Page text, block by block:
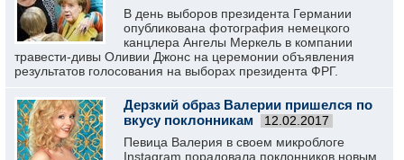
В день выборов президента Германии
опубликована фотография немецкого
канцлера Ангелы Меркель в компании
травести-дивы Оливии Джонс на церемонии объявления
результатов голосования на выборах президента ФРГ.
Дерзкий образ Валерии пришелся по
вкусу поклонникам
12.02.2017
Певица Валерия в своем микроблоге
Instagram порадовала поклонников новым